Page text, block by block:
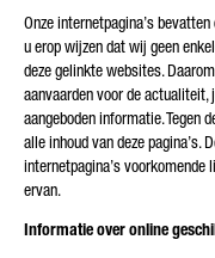
Onze internetpagina’s
u erop wijzen dat wij geen
deze gelinkte websites.
aanvaarden voor de
aangeboden informatie. Tegen
alle inhoud van deze pagina’s.
internetpagina’s voorkomende
ervan.
Informatie over online